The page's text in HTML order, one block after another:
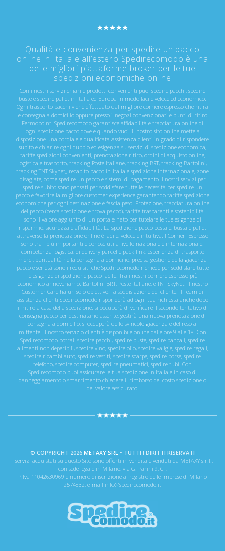
Qualità e convenienza per spedire un pacco
online in Italia e all’estero Spedirecomodo è una
delle migliori piattaforme broker per le tue
spedizioni economiche online
Con i nostri servizi chiari e prodotti convenienti puoi spedire pacchi, spedire
buste e spedire pallet in Italia ed Europa in modo facile veloce ed economico.
Ogni trasporto pacchi viene effettuato dal migliore corriere espresso che ritira
e consegna a domicilio oppure presso i negozi convenzionati e punti di ritiro
Fermopoint. Spedirecomodo garantisce affidabilità e tracciatura online di
ogni spedizione pacco dove e quando vuoi. Il nostro sito online mette a
disposizione una cordiale e qualificata assistenza clienti in grado di rispondere
subito e chiarire ogni dubbio ed esigenza su servizi di spedizione economica,
tariffe spedizioni convenienti, prenotazione ritiro, ordini di acquisto online,
logistica e trasporto, tracking Poste Italiane, tracking BRT, tracking Bartolini,
tracking TNT Skynet,, recapito pacco in Italia e spedizione internazionale, zone
disagiate, come spedire un pacco e sistemi di pagamento. I nostri servizi per
spedire subito sono pensati per soddisfare tutte le necessità per spedire un
pacco e favorire la migliore customer experience garantendo tariffe spedizione
economiche per ogni destinazione e fascia peso. Protezione, tracciatura online
del pacco (cerca spedizione e trova pacco), tariffe trasparenti e sostenibilità
sono il valore aggiunto di un portale nato per tutelare le tue esigenze di
risparmio, sicurezza e affidabilità. La spedizione pacco postale, busta e pallet
attraverso la prenotazione online è facile, veloce e intuitiva. I Corrieri Espresso
sono tra i più importanti e conosciuti a livello nazionale e internazionale:
competenza logistica, di delivery parcel e pack link, esperienza di trasporto
merci, puntualità nella consegna a domicilio, precisa gestione della giacenza
pacco e serietà sono i requisiti che Spedirecomodo richiede per soddisfare tutte
le esigenze di spedizione pacco facile. Tra i nostri corriere espresso più
economico annoveriamo: Bartolini BRT, Poste Italiane, e TNT SkyNet. Il nostro
Customer Care ha un solo obiettivo: la soddisfazione del cliente. Il Team di
assistenza clienti Spedirecomodo risponderà ad ogni tua richiesta anche dopo
il ritiro a casa della spedizione: si occuperà di verificare il secondo tentativo di
consegna pacco per destinatario assente, gestirà una nuova prenotazione di
consegna a domicilio, si occuperà dello svincolo giacenza e del reso al
mittente. Il nostro servizio clienti è disponibile online dalle ore 9 alle 18. Con
Spedirecomodo potrai: spedire pacchi, spedire buste, spedire bancali, spedire
alimenti non deperibili, spedire vino, spedire olio, spedire valigie, spedire regali,
spedire ricambi auto, spedire vestiti, spedire scarpe, spedire borse, spedire
telefono, spedire computer, spedire pneumatici, spedire tubi. Con
Spedirecomodo puoi assicurare le tua spedizione in Italia e in caso di
danneggiamento o smarrimento chiedere il rimborso del costo spedizione o
del valore assicurato.
© COPYRIGHT 2026 METAXY SRL • TUTTI I DIRITTI RISERVATI
I servizi acquistati su questo Sito sono offerti in vendita e venduti da METAXY s.r.l.,
con sede legale in Milano, via G. Parini 9, CF,
P.Iva 11042630969 e numero di iscrizione al registro delle imprese di Milano
2574832, e-mail info@spedirecomodo.it